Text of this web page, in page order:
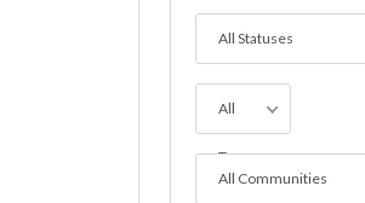
All Statuses
All
Towns
All Communities